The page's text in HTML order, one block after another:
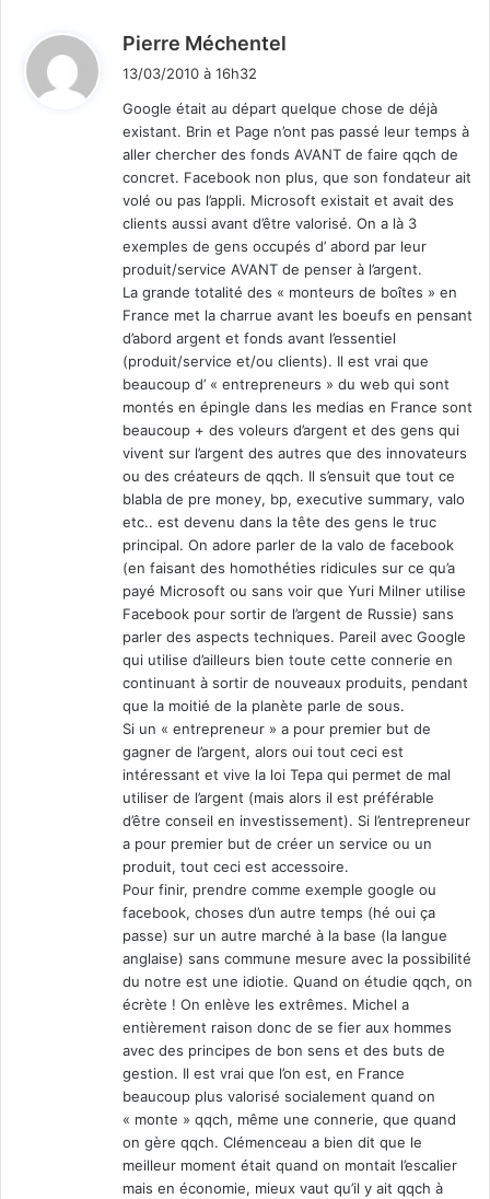
Pierre Méchentel
:
13/03/2010 à 16h32
Google était au départ quelque chose de déjà
existant. Brin et Page n’ont pas passé leur temps à
aller chercher des fonds AVANT de faire qqch de
concret. Facebook non plus, que son fondateur ait
volé ou pas l’appli. Microsoft existait et avait des
clients aussi avant d’être valorisé. On a là 3
exemples de gens occupés d’ abord par leur
produit/service AVANT de penser à l’argent.
La grande totalité des « monteurs de boîtes » en
France met la charrue avant les boeufs en pensant
d’abord argent et fonds avant l’essentiel
(produit/service et/ou clients). Il est vrai que
beaucoup d’ « entrepreneurs » du web qui sont
montés en épingle dans les medias en France sont
beaucoup + des voleurs d’argent et des gens qui
vivent sur l’argent des autres que des innovateurs
ou des créateurs de qqch. Il s’ensuit que tout ce
blabla de pre money, bp, executive summary, valo
etc.. est devenu dans la tête des gens le truc
principal. On adore parler de la valo de facebook
(en faisant des homothéties ridicules sur ce qu’a
payé Microsoft ou sans voir que Yuri Milner utilise
Facebook pour sortir de l’argent de Russie) sans
parler des aspects techniques. Pareil avec Google
qui utilise d’ailleurs bien toute cette connerie en
continuant à sortir de nouveaux produits, pendant
que la moitié de la planète parle de sous.
Si un « entrepreneur » a pour premier but de
gagner de l’argent, alors oui tout ceci est
intéressant et vive la loi Tepa qui permet de mal
utiliser de l’argent (mais alors il est préférable
d’être conseil en investissement). Si l’entrepreneur
a pour premier but de créer un service ou un
produit, tout ceci est accessoire.
Pour finir, prendre comme exemple google ou
facebook, choses d’un autre temps (hé oui ça
passe) sur un autre marché à la base (la langue
anglaise) sans commune mesure avec la possibilité
du notre est une idiotie. Quand on étudie qqch, on
écrète ! On enlève les extrêmes. Michel a
entièrement raison donc de se fier aux hommes
avec des principes de bon sens et des buts de
gestion. Il est vrai que l’on est, en France
beaucoup plus valorisé socialement quand on
« monte » qqch, même une connerie, que quand
on gère qqch. Clémenceau a bien dit que le
meilleur moment était quand on montait l’escalier
mais en économie, mieux vaut qu’il y ait qqch à